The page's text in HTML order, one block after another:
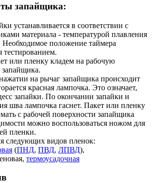
запайщика:
устанавливается в соответствии с
материала - температурой плавления
положение таймера
тестированием.
или пленку кладем на рабочую
запайщика.
на рычаг запайщика происходит
красная лампочка. Это означает,
запайки. По окончании запайки и
шва лампочка гаснет. Пакет или пленку
с рабочей поверхности запайщика
можно воспользоваться ножом для
пленки.
следующих видов пленок:
(ПНД, ПВД, ЛПВД),
термоусадочная